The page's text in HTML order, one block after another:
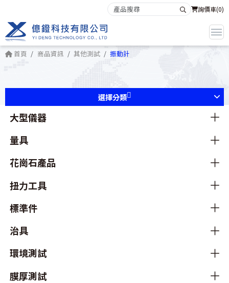
詢價車(0)
首頁 商品資訊 其他測試 振動計
選擇分類
大型儀器
量具
花崗石產品
扭力工具
標準件
治具
環境測試
膜厚測試